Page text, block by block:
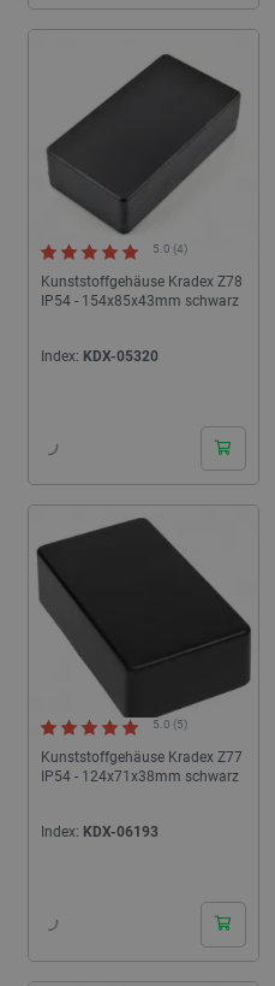
Kunststoffgehäuse Kradex Z78
IP54 - 154x85x43mm schwarz
5.0 (4)
Index: KDX-05320
Kunststoffgehäuse Kradex Z77
IP54 - 124x71x38mm schwarz
5.0 (5)
Index: KDX-06193